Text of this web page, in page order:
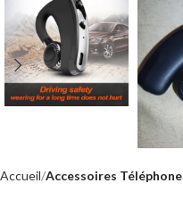
Accueil Accessoires Téléphone